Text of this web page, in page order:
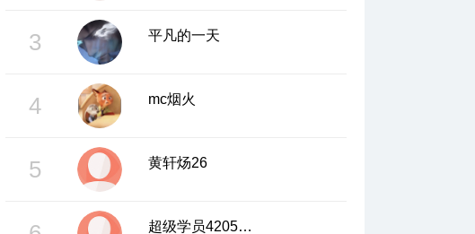
3 平凡的一天
4 mc烟火
5 黄轩炀26
超级学员4205708